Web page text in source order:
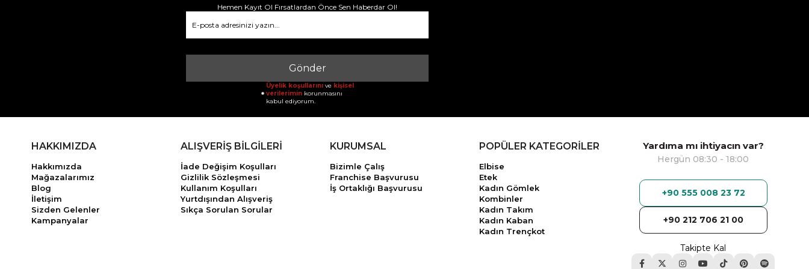
Hemen Kayıt Ol Fırsatlardan Önce Sen Haberdar Ol!
Gönder
Üyelik koşullarını ve kişisel
verilerimin korunmasını
kabul ediyorum.
HAKKIMIZDA
Hakkımızda
Mağazalarımız
Blog
İletişim
Sizden Gelenler
Kampanyalar
ALIŞVERİŞ BİLGİLERİ
İade Değişim Koşulları
Gizlilik Sözleşmesi
Kullanım Koşulları
Yurtdışından Alışveriş
Sıkça Sorulan Sorular
KURUMSAL
Bizimle Çalış
Franchise Başvurusu
İş Ortaklığı Başvurusu
POPÜLER KATEGORİLER
Elbise
Etek
Kadın Gömlek
Kombinler
Kadın Takım
Kadın Kaban
Kadın Trençkot
Yardıma mı ihtiyacın var?
Hergün 08:30 - 18:00
+90 555 008 23 72
+90 212 706 21 00
Takipte Kal